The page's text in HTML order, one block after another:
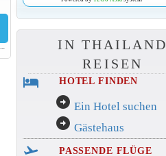
IN THAILAND
REISEN
hotel HOTEL FINDEN
arrow_circle_right Ein Hotel suchen
arrow_circle_right Gästehaus
flight_takeoff
PASSENDE FLÜGE